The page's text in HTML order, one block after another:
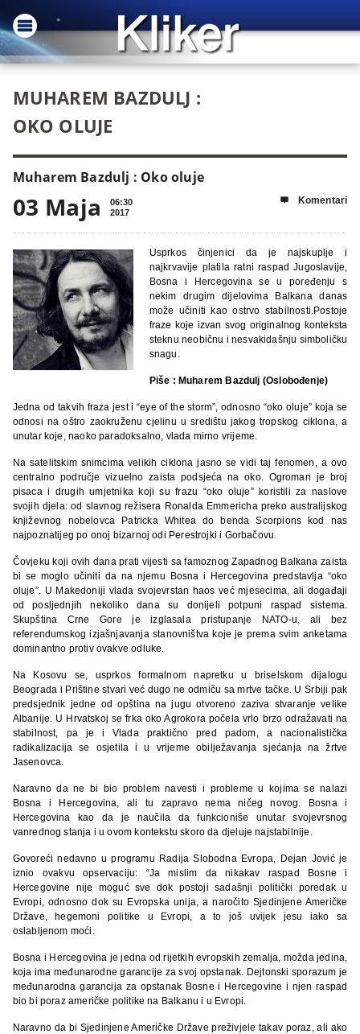
MUHAREM BAZDULJ :
OKO OLUJE
Muharem Bazdulj : Oko oluje
03 Maja
06:30
2017
 Komentari
Usprkos činjenici da je najskuplje i
najkrvavije platila ratni raspad Jugoslavije,
Bosna i Hercegovina se u poređenju s
nekim drugim dijelovima Balkana danas
može učiniti kao ostrvo stabilnosti.Postoje
fraze koje izvan svog originalnog konteksta
steknu neobičnu i nesvakidašnju simboličku
snagu.
Piše : Muharem Bazdulj (Oslobođenje)
Jedna od takvih fraza jest i “eye of the storm”, odnosno “oko oluje” koja se
odnosi na oštro zaokruženu cjelinu u središtu jakog tropskog ciklona, a
unutar koje, naoko paradoksalno, vlada mirno vrijeme.
Na satelitskim snimcima velikih ciklona jasno se vidi taj fenomen, a ovo
centralno područje vizuelno zaista podsjeća na oko. Ogroman je broj
pisaca i drugih umjetnika koji su frazu “oko oluje” koristili za naslove
svojih djela: od slavnog režisera Ronalda Emmericha preko australijskog
književnog nobelovca Patricka Whitea do benda Scorpions kod nas
najpoznatijeg po onoj bizarnoj odi Perestrojki i Gorbačovu.
Čovjeku koji ovih dana prati vijesti sa famoznog Zapadnog Balkana zaista
bi se moglo učiniti da na njemu Bosna i Hercegovina predstavlja “oko
oluje”. U Makedoniji vlada svojevrstan haos već mjesecima, ali događaji
od posljednjih nekoliko dana su donijeli potpuni raspad sistema.
Skupština Crne Gore je izglasala pristupanje NATO-u, ali bez
referendumskog izjašnjavanja stanovništva koje je prema svim anketama
dominantno protiv ovakve odluke.
Na Kosovu se, usprkos formalnom napretku u briselskom dijalogu
Beograda i Prištine stvari već dugo ne odmiču sa mrtve tačke. U Srbiji pak
predsjednik jedne od opština na jugu otvoreno zaziva stvaranje velike
Albanije. U Hrvatskoj se frka oko Agrokora počela vrlo brzo odražavati na
stabilnost, pa je i Vlada praktično pred padom, a nacionalistička
radikalizacija se osjetila i u vrijeme obilježavanja sjećanja na žrtve
Jasenovca.
Naravno da ne bi bio problem navesti i probleme u kojima se nalazi
Bosna i Hercegovina, ali tu zapravo nema ničeg novog. Bosna i
Hercegovina kao da je naučila da funkcioniše unutar svojevrsnog
vanrednog stanja i u ovom kontekstu skoro da djeluje najstabilnije.
Govoreći nedavno u programu Radija Slobodna Evropa, Dejan Jović je
iznio ovakvu opservaciju: “Ja mislim da nikakav raspad Bosne i
Hercegovine nije moguć sve dok postoji sadašnji politički poredak u
Evropi, odnosno dok su Evropska unija, a naročito Sjedinjene Američke
Države, hegemoni politike u Evropi, a to još uvijek jesu iako sa
oslabljenom moći.
Bosna i Hercegovina je jedna od rijetkih evropskih zemalja, možda jedina,
koja ima međunarodne garancije za svoj opstanak. Dejtonski sporazum je
međunarodna garancija za opstanak Bosne i Hercegovine i njen raspad
bio bi poraz američke politike na Balkanu i u Evropi.
Naravno da bi Sjedinjene Američke Države preživjele takav poraz, ali ako